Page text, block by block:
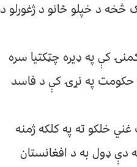
د خپلو ځانو د ژغورلو د
کې په ډیره چټکتیا سره
حکومت په نړۍ کې د فاسد
کال کې محمد اشرف غني خلکو ته په کلکه ژمنه
دې ډول به د افغانستان